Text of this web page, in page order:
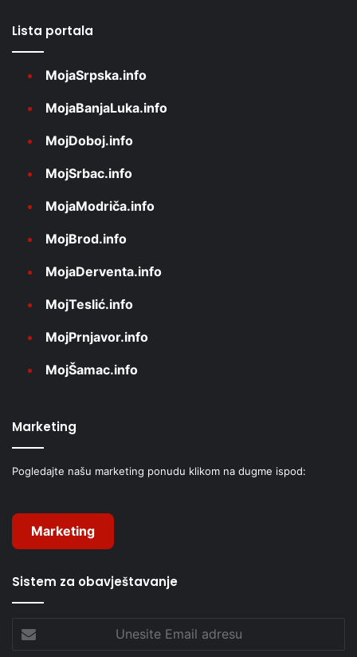
Lista portala
MojaSrpska.info
MojaBanjaLuka.info
MojDoboj.info
MojSrbac.info
MojaModriča.info
MojBrod.info
MojaDerventa.info
MojTeslić.info
MojPrnjavor.info
MojŠamac.info
Marketing
Pogledajte našu marketing ponudu klikom na dugme ispod:
Marketing
Sistem za obavještavanje
Email